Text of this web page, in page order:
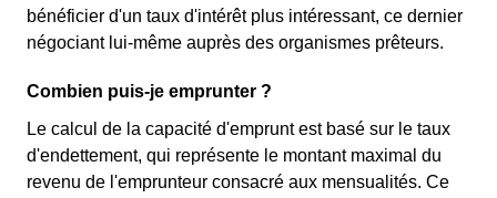
bénéficier d'un taux d'intérêt plus intéressant, ce dernier
négociant lui-même auprès des organismes prêteurs.
Combien puis-je emprunter ?
Le calcul de la capacité d'emprunt est basé sur le taux
d'endettement, qui représente le montant maximal du
revenu de l'emprunteur consacré aux mensualités. Ce